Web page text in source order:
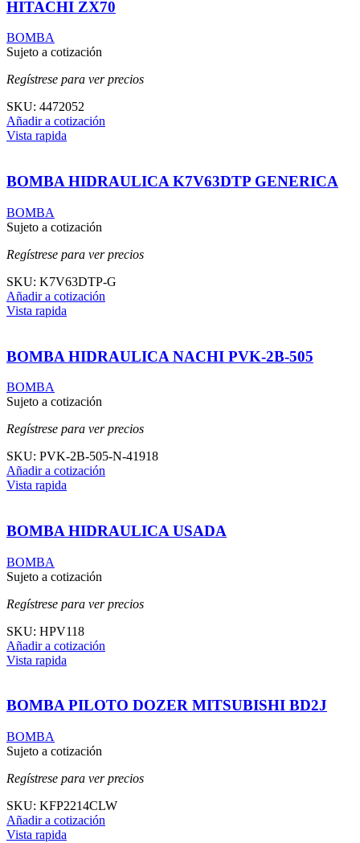
HITACHI ZX70
BOMBA
Sujeto a cotización
Regístrese para ver precios
SKU: 4472052
Añadir a cotización
Vista rapida
BOMBA HIDRAULICA K7V63DTP GENERICA
BOMBA
Sujeto a cotización
Regístrese para ver precios
SKU: K7V63DTP-G
Añadir a cotización
Vista rapida
BOMBA HIDRAULICA NACHI PVK-2B-505
BOMBA
Sujeto a cotización
Regístrese para ver precios
SKU: PVK-2B-505-N-41918
Añadir a cotización
Vista rapida
BOMBA HIDRAULICA USADA
BOMBA
Sujeto a cotización
Regístrese para ver precios
SKU: HPV118
Añadir a cotización
Vista rapida
BOMBA PILOTO DOZER MITSUBISHI BD2J
BOMBA
Sujeto a cotización
Regístrese para ver precios
SKU: KFP2214CLW
Añadir a cotización
Vista rapida